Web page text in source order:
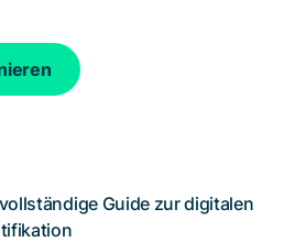
Guide zur digitalen